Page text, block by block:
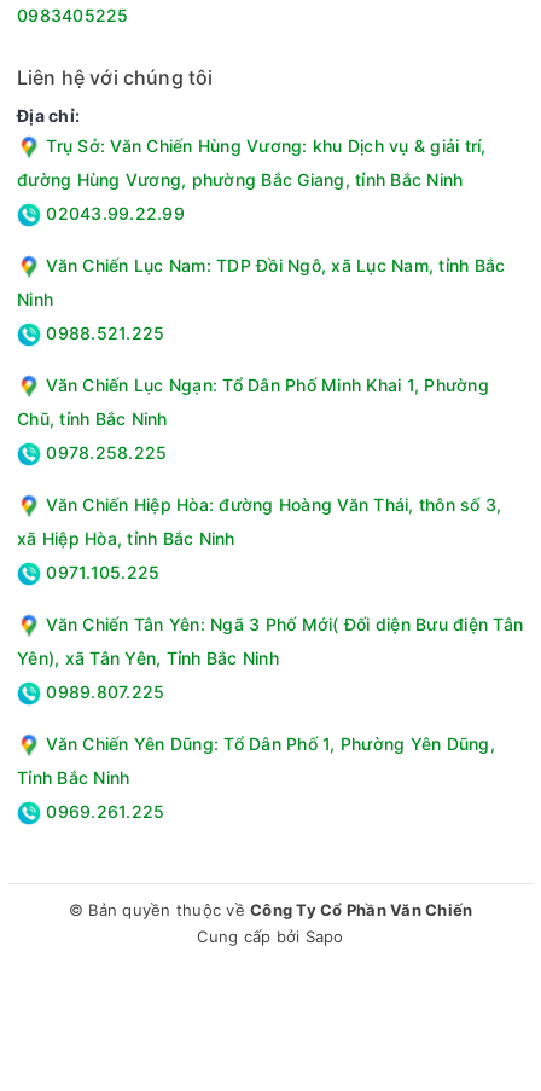
0983405225
Liên hệ với chúng tôi
Địa chỉ:
Trụ Sở: Văn Chiến Hùng Vương: khu Dịch vụ & giải trí,
đường Hùng Vương, phường Bắc Giang, tỉnh Bắc Ninh
02043.99.22.99
Văn Chiến Lục Nam: TDP Đồi Ngô, xã Lục Nam, tỉnh Bắc
Ninh
0988.521.225
Văn Chiến Lục Ngạn: Tổ Dân Phố Minh Khai 1, Phường
Chũ, tỉnh Bắc Ninh
0978.258.225
Văn Chiến Hiệp Hòa: đường Hoàng Văn Thái, thôn số 3,
xã Hiệp Hòa, tỉnh Bắc Ninh
0971.105.225
Văn Chiến Tân Yên: Ngã 3 Phố Mới( Đối diện Bưu điện Tân
Yên), xã Tân Yên, Tỉnh Bắc Ninh
0989.807.225
Văn Chiến Yên Dũng: Tổ Dân Phố 1, Phường Yên Dũng,
Tỉnh Bắc Ninh
0969.261.225
© Bản quyền thuộc về Công Ty Cổ Phần Văn Chiến
Cung cấp bởi Sapo